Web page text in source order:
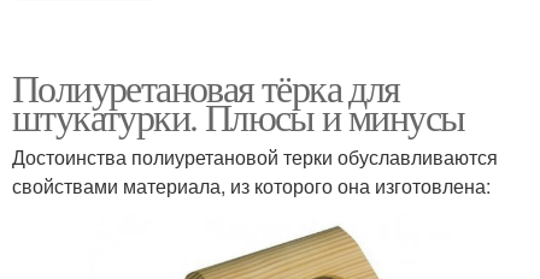
Полиуретановая тёрка для
штукатурки. Плюсы и минусы
Достоинства полиуретановой терки обуславливаются
свойствами материала, из которого она изготовлена: